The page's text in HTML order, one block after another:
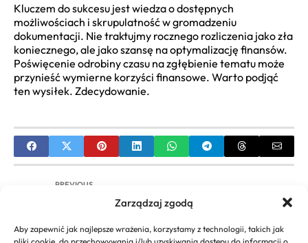
Zarządzaj zgodą
Aby zapewnić jak najlepsze wrażenia, korzystamy z technologii, takich jak
Kluczem do sukcesu jest wiedza o dostępnych
możliwościach i skrupulatność w gromadzeniu
dokumentacji. Nie traktujmy rocznego rozliczenia jako zła
koniecznego, ale jako szansę na optymalizację finansów.
Poświęcenie odrobiny czasu na zgłębienie tematu może
przynieść wymierne korzyści finansowe. Warto podjąć
ten wysiłek. Zdecydowanie.
PREVIOUS
Jak obliczyć podatek na ryczałcie 5.5%? Prosty